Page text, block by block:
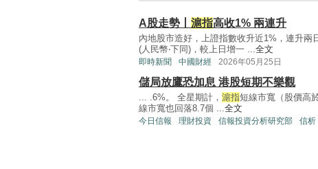
A股走勢丨 滬指高收1% 兩連升
內地股市造好，上證指數收升近1%，連升
(人民幣‧下同)，較上日增一 ...全文
即時新聞 中國財經 2026年05月25日
儲局放鷹恐加息 港股短期不樂觀
... .6%。 全星期計， 滬指短線市寬（股價高
線市寬也回落8.7個 ...全文
今日信報 理財投資 信報投資分析研究部 信析